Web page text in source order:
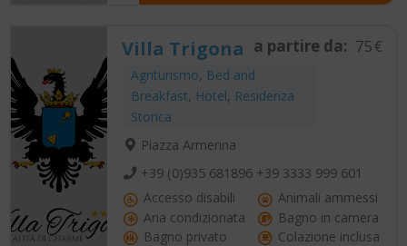
Villa Trigona
Agriturismo, Bed and
Breakfast, Hotel, Residenza
Storica
a partire da: 75€
Piazza Armerina
+39 (0)935 681896 +39 3333 999 601
Accesso disabili
Animali ammessi
Aria condizionata
Bagno in camera
Bagno privato
Colazione inclusa